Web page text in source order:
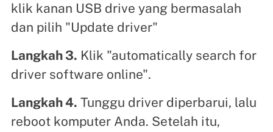
klik kanan USB drive yang bermasalah
dan pilih "Update driver"
Langkah 3. Klik "automatically search for
driver software online".
Langkah 4. Tunggu driver diperbarui, lalu
reboot komputer Anda. Setelah itu,